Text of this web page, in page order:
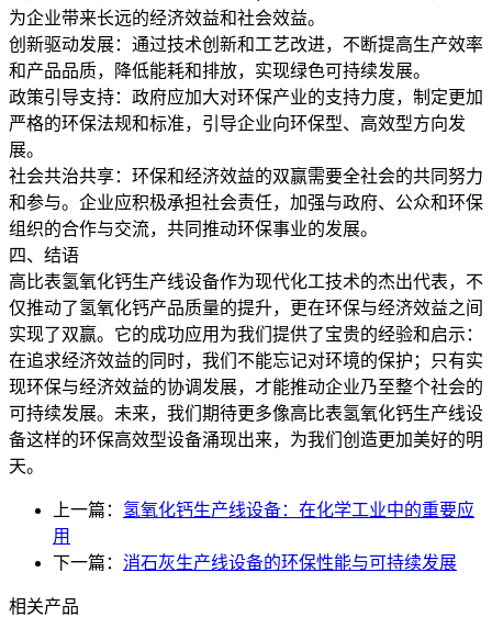
为企业带来长远的经济效益和社会效益。
创新驱动发展：通过技术创新和工艺改进，不断提高生产效率
和产品品质，降低能耗和排放，实现绿色可持续发展。
政策引导支持：政府应加大对环保产业的支持力度，制定更加
严格的环保法规和标准，引导企业向环保型、高效型方向发
展。
社会共治共享：环保和经济效益的双赢需要全社会的共同努力
和参与。企业应积极承担社会责任，加强与政府、公众和环保
组织的合作与交流，共同推动环保事业的发展。
四、结语
高比表氢氧化钙生产线设备作为现代化工技术的杰出代表，不
仅推动了氢氧化钙产品质量的提升，更在环保与经济效益之间
实现了双赢。它的成功应用为我们提供了宝贵的经验和启示：
在追求经济效益的同时，我们不能忘记对环境的保护；只有实
现环保与经济效益的协调发展，才能推动企业乃至整个社会的
可持续发展。未来，我们期待更多像高比表氢氧化钙生产线设
备这样的环保高效型设备涌现出来，为我们创造更加美好的明
天。
上一篇： 氢氧化钙生产线设备：在化学工业中的重要应
用
下一篇： 消石灰生产线设备的环保性能与可持续发展
相关产品